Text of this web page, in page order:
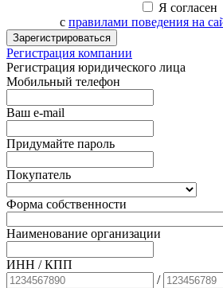
Я согласен
с правилами поведения на
Зарегистрироваться
Регистрация компании
Регистрация юридического лица
Мобильный телефон
Ваш e-mail
Придумайте пароль
Покупатель
Форма собственности
Наименование организации
ИНН / КПП
/